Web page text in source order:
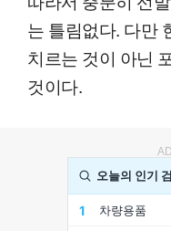
는 틀림없다. 다만
치르는 것이 아닌
것이다.